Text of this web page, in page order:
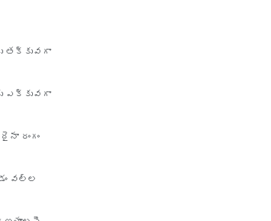
తక్కువగా
ఎక్కువగా
రంగం
వల్ల